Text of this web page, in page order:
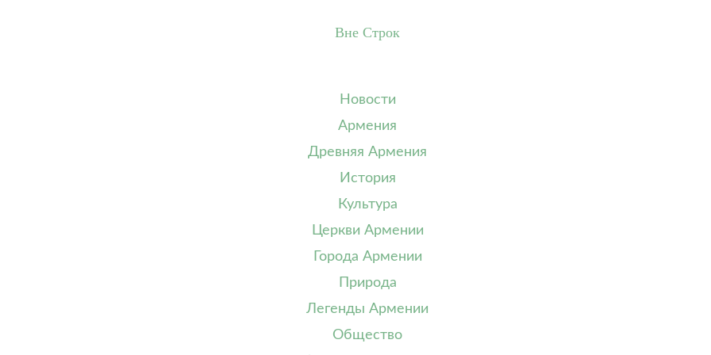
Вне Строк
Новости
Армения
Древняя Армения
История
Культура
Церкви Армении
Города Армении
Природа
Легенды Армении
Общество